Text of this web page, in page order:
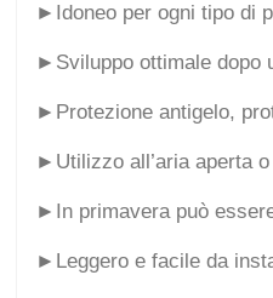
►Idoneo per ogni tipo di
►Sviluppo ottimale dopo
►Protezione antigelo,
►Utilizzo all’aria aperta
►In primavera può
►Leggero e facile da